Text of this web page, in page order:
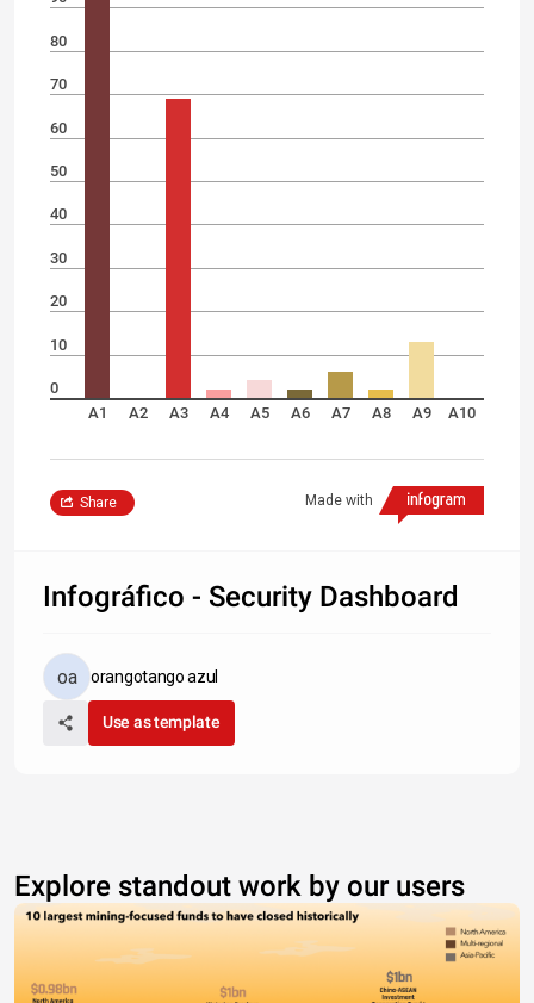
80
70
60
50
40
30
20
10
0
A1
A2 A3 A4 A5 A6 A7 A8 A9 A10
Made with
Share
Infográfico - Security Dashboard
orangotango azul
Use as template
Explore standout work by our users